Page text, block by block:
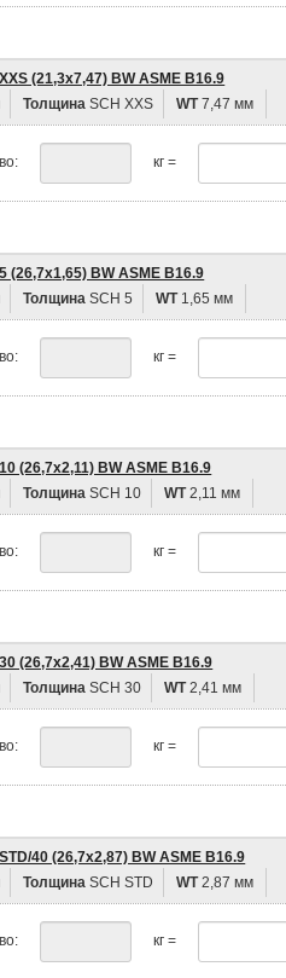
(21,3х7,47) BW ASME B16.9
Толщина SCH XXS WT7,47 мм
кг =
(26,7х1,65) BW ASME B16.9
Толщина SCH 5 WT1,65 мм
кг =
(26,7х2,11) BW ASME B16.9
Толщина SCH 10 WT2,11 мм
кг =
(26,7х2,41) BW ASME B16.9
Толщина SCH 30 WT2,41 мм
кг =
40 (26,7х2,87) BW ASME B16.9
Толщина SCH STD WT2,87 мм
кг =